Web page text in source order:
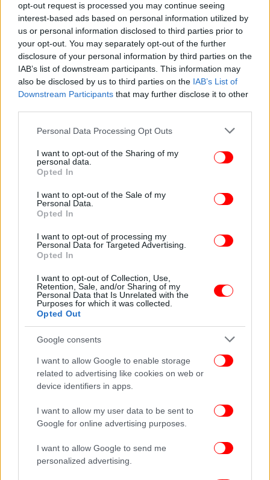
opt-out request is processed you may continue seeing
interest-based ads based on personal information utilized by
us or personal information disclosed to third parties prior to
your opt-out. You may separately opt-out of the further
disclosure of your personal information by third parties on the
IAB’s list of downstream participants. This information may
also be disclosed by us to third parties on the IAB’s List of
Downstream Participants that may further disclose it to other
Please note that this website/app uses one or more Google
not limited to your visit or usage behaviour. You may click to
grant or deny consent to Google and its third-party tags to
use your data for below specified purposes in below Google
consent section.
Personal Data Processing Opt Outs
I want to opt-out of the Sharing of my
personal data.
Opted In
I want to opt-out of the Sale of my
Personal Data.
Opted In
I want to opt-out of processing my
Personal Data for Targeted Advertising.
Opted In
I want to opt-out of Collection, Use,
Retention, Sale, and/or Sharing of my
Personal Data that Is Unrelated with the
Purposes for which it was collected.
Opted Out
Google consents
I want to allow Google to enable storage
related to advertising like cookies on web or
device identifiers in apps.
I want to allow my user data to be sent to
Google for online advertising purposes.
I want to allow Google to send me
personalized advertising.
επόμενο διάστημα, αφού η προσοχή όλων των
πολιτών είναι στραμμένη στην κυβέρνηση και στο
πως χειρίζεται αυτά τα προβλήματα, εν τη απουσία
ουσιαστικής αντιπολίτευσης, με τα κόμματα που
την αποτελούν να ταλανίζονται από υπαρξιακές
κρίσεις.
Αυτό σκοπεύει να αναδείξει και ο κ. Μητσοτάκης,
και του κόμματος ότι έχουν αυξημένη ευθύνη στην
άσκηση της εξουσίας και την παραγωγή του
κυβερνητικού έργου.
Κληθείς από δημοσιογράφους να σχολιάσει τα όσα
συμβαίνουν σε ΣΥΡΙΖΑ και ΠΑΣΟΚ απέφυγε να
θέματα που δεν χειρίζεται ο ίδιος, ενώ του αρκούν
τα δικά του προβλήματα που έχει να διαχειριστεί.
παρακολουθούν στενά τα όσα συμβαίνουν, αφού οι
συνολικές εξελίξεις στο πολιτικό σύστημα
αντανακλούν και στην κυβέρνηση.
Εξαγγελίες με μηνύματα για άμυνα, μεταναστευτικό,
ενστόλους, ελεύθερους επαγγελματίες
Είναι δεδομένη η ανάγκη της να συσπειρώσει το
επόμενο διάστημα το ακροατήριο της και να
συγκολλήσει τους δεσμούς που έχουν σπάσει. Οι
αναφορές που θα κάνει ο Πρωθυπουργός στην
αμυντική θωράκιση της χώρας την περασμένη